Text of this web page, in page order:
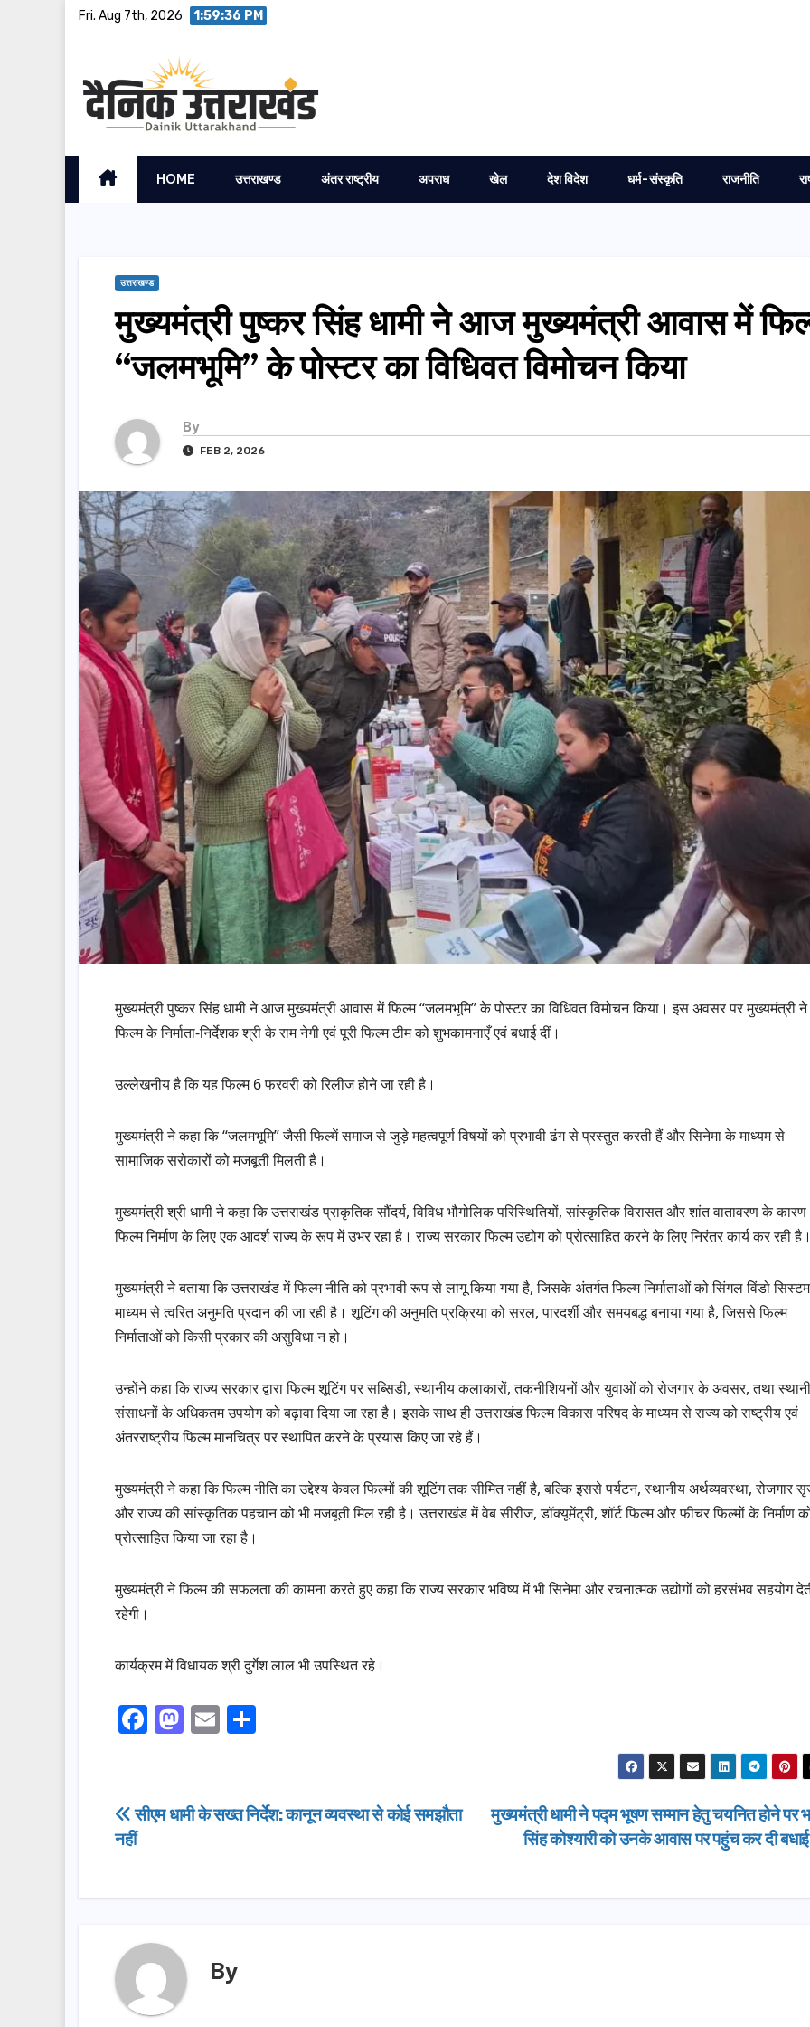
Fri. Aug 7th, 2026 1:59:37 PM
HOME उत्तराखण्ड अंतर राष्ट्रीय अपराध खेल देश विदेश धर्म-संस्कृति राजनीति
उत्तराखण्ड
मुख्यमंत्री पुष्कर सिंह धामी ने आज मुख्यमंत्री आवास में
“जलमभूमि” के पोस्टर का विधिवत विमोचन किया
By
FEB 2, 2026
मुख्यमंत्री पुष्कर सिंह धामी ने आज मुख्यमंत्री आवास में फिल्म “जलमभूमि” के पोस्टर का विधिवत विमोचन किया। इस अवसर पर मुख्यमंत्री ने
फिल्म के निर्माता-निर्देशक श्री के राम नेगी एवं पूरी फिल्म टीम को शुभकामनाएँ एवं बधाई दीं।
उल्लेखनीय है कि यह फिल्म 6 फरवरी को रिलीज होने जा रही है।
मुख्यमंत्री ने कहा कि “जलमभूमि” जैसी फिल्में समाज से जुड़े महत्वपूर्ण विषयों को प्रभावी ढंग से प्रस्तुत करती हैं और सिनेमा के माध्यम से
सामाजिक सरोकारों को मजबूती मिलती है।
मुख्यमंत्री श्री धामी ने कहा कि उत्तराखंड प्राकृतिक सौंदर्य, विविध भौगोलिक परिस्थितियों, सांस्कृतिक विरासत और शांत वातावरण के कारण
फिल्म निर्माण के लिए एक आदर्श राज्य के रूप में उभर रहा है। राज्य सरकार फिल्म उद्योग को प्रोत्साहित करने के लिए निरंतर कार्य कर रही है।
मुख्यमंत्री ने बताया कि उत्तराखंड में फिल्म नीति को प्रभावी रूप से लागू किया गया है, जिसके अंतर्गत फिल्म निर्माताओं को सिंगल विंडो
माध्यम से त्वरित अनुमति प्रदान की जा रही है। शूटिंग की अनुमति प्रक्रिया को सरल, पारदर्शी और समयबद्ध बनाया गया है, जिससे फिल्म
निर्माताओं को किसी प्रकार की असुविधा न हो।
उन्होंने कहा कि राज्य सरकार द्वारा फिल्म शूटिंग पर सब्सिडी, स्थानीय कलाकारों, तकनीशियनों और युवाओं को रोजगार के अवसर, तथा
संसाधनों के अधिकतम उपयोग को बढ़ावा दिया जा रहा है। इसके साथ ही उत्तराखंड फिल्म विकास परिषद के माध्यम से राज्य को राष्ट्रीय एवं
अंतरराष्ट्रीय फिल्म मानचित्र पर स्थापित करने के प्रयास किए जा रहे हैं।
मुख्यमंत्री ने कहा कि फिल्म नीति का उद्देश्य केवल फिल्मों की शूटिंग तक सीमित नहीं है, बल्कि इससे पर्यटन, स्थानीय अर्थव्यवस्था, रोजगार
और राज्य की सांस्कृतिक पहचान को भी मजबूती मिल रही है। उत्तराखंड में वेब सीरीज, डॉक्यूमेंट्री, शॉर्ट फिल्म और फीचर फिल्मों के निर्माण
प्रोत्साहित किया जा रहा है।
मुख्यमंत्री ने फिल्म की सफलता की कामना करते हुए कहा कि राज्य सरकार भविष्य में भी सिनेमा और रचनात्मक उद्योगों को हरसंभव सहयोग
रहेगी।
कार्यक्रम में विधायक श्री दुर्गेश लाल भी उपस्थित रहे।
F
e
b
o
M
o
n
E
e
Post
navigation
मुख्यमंत्री धामी ने पद्म भूषण सम्मान हेतु चयनित होने पर
सिंह कोश्यारी को उनके आवास पर पहुंच कर दी बधाई
सीएम धामी के सख्त निर्देश: कानून व्यवस्था से कोई समझौता
नहीं
By
से जुड़ी 12 किमी
डीएम ने किया